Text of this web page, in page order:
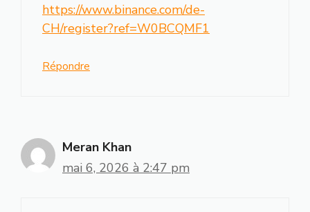
https://www.binance.com/de-
CH/register?ref=W0BCQMF1
Répondre
Meran Khan
mai 6, 2026 à 2:47 pm